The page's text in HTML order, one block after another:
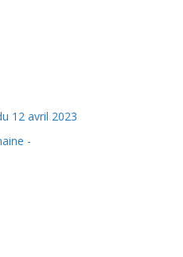
12 avril 2023